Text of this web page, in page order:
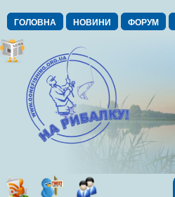
ГОЛОВНА НОВИНИ ФОРУМ